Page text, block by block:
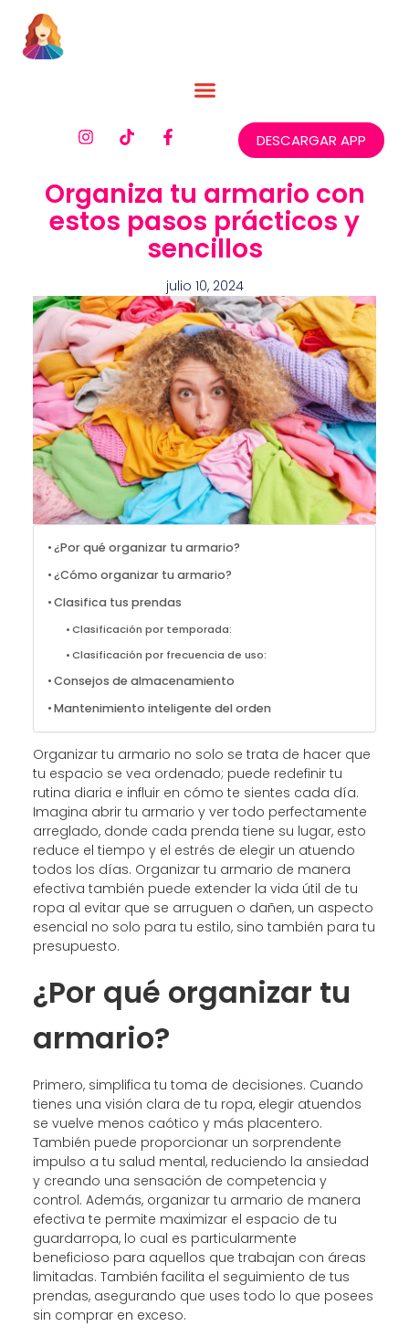
DESCARGAR APP
Organiza tu armario con
estos pasos prácticos y
sencillos
julio 10, 2024
¿Por qué organizar tu armario?
¿Cómo organizar tu armario?
Clasifica tus prendas
Clasificación por temporada:
Clasificación por frecuencia de uso:
Consejos de almacenamiento
Mantenimiento inteligente del orden
Organizar tu armario no solo se trata de hacer que
tu espacio se vea ordenado; puede redefinir tu
rutina diaria e influir en cómo te sientes cada día.
Imagina abrir tu armario y ver todo perfectamente
arreglado, donde cada prenda tiene su lugar, esto
reduce el tiempo y el estrés de elegir un atuendo
todos los días. Organizar tu armario de manera
efectiva también puede extender la vida útil de tu
ropa al evitar que se arruguen o dañen, un aspecto
esencial no solo para tu estilo, sino también para tu
presupuesto.
¿Por qué organizar tu
armario?
Primero, simplifica tu toma de decisiones. Cuando
tienes una visión clara de tu ropa, elegir atuendos
se vuelve menos caótico y más placentero.
También puede proporcionar un sorprendente
impulso a tu salud mental, reduciendo la ansiedad
y creando una sensación de competencia y
control. Además, organizar tu armario de manera
efectiva te permite maximizar el espacio de tu
guardarropa, lo cual es particularmente
beneficioso para aquellos que trabajan con áreas
limitadas. También facilita el seguimiento de tus
prendas, asegurando que uses todo lo que posees
sin comprar en exceso.